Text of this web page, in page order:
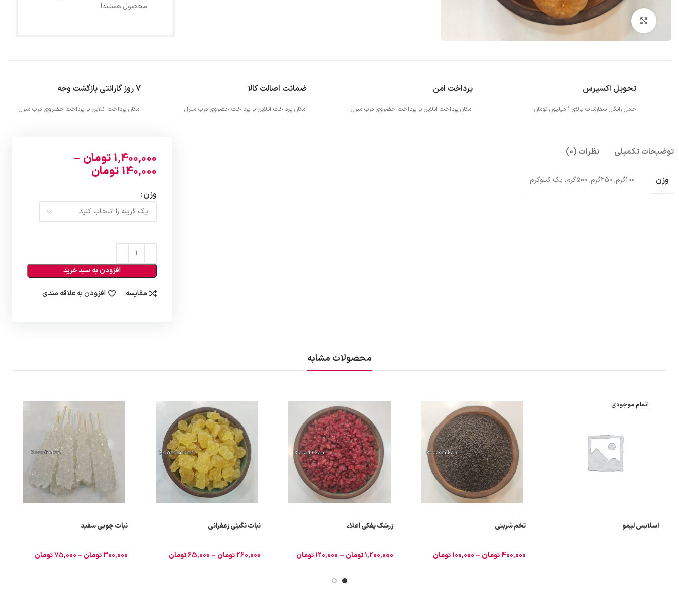
بزرگنمایی تصویر
محصول هستند!
تحویل اکسپرس
حمل رایگان سفارشات بالای 1 میلیون تومان
پرداخت امن
امکان پرداخت انلاین یا پرداخت حضروی درب منزل
ضمانت اصالت کالا
امکان پرداخت انلاین یا پرداخت حضروی درب منزل
7 روز گارانتی بازگشت وجه
امکان پرداخت انلاین یا پرداخت حضروی درب منزل
توضیحات تکمیلی نظرات (0)
وزن 100گرم, 250گرم, 500گرم, یک کیلوگرم
1,400,000 تومان –
140,000 تومان
وزن
افزودن به سبد خرید
مقایسه افزودن به علاقه مندی
محصولات مشابه
اتمام موجودی
اسلایس لیمو تخم شربتی
400,000تومان –
100,000تومان
زرشک پفکی اعلاء
1,200,000تومان –
120,000تومان
نبات نگینی زعفرانی
260,000تومان –
65,000تومان
نبات چوبی سفید
300,000تومان –
75,000تومان